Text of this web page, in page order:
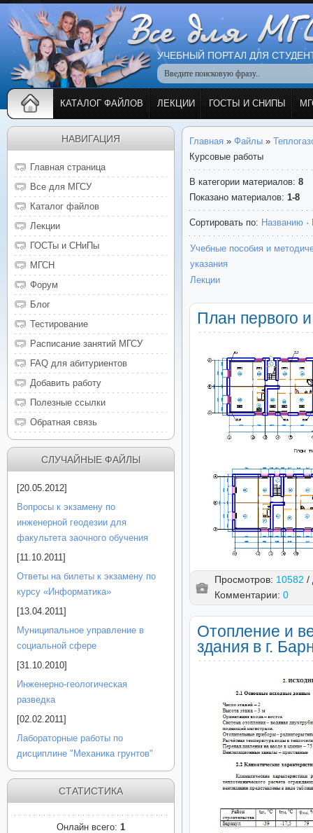
УЧЕБНЫЙ ПОРТАЛ ДЛЯ
КАТАЛОГ ФАЙЛОВ ЛЕКЦИИ ГОСТЫ И СНИПЫ
Главная » Файлы »
Курсовые работы
В категории материалов: 8
Показано материалов: 1-8
Сортировать по: Названию ·
Учебные пособия и
указания
Лекции
План первого
Просмотров: 10582 /
Комментарии: 0
Отопление и
здания в г.
НАВИГАЦИЯ
Главная страница
Все для МГСУ
Каталог файлов
Лекции
ГОСТы и СНиПы
МГСН
Форум
Блог
Тестирование
Расписание занятий МГСУ
FAQ для абитуриентов
Добавить работу
Полезные ссылки
Обратная связь
СЛУЧАЙНЫЕ ФАЙЛЫ
[20.05.2012]
Вопросы к экзамену по
инженерной геодезии для
факультета заочного обучения
[11.10.2011]
Ответы на билеты к экзамену по
курсу «Информатика»
[13.04.2011]
Муниципальное управление в
социальной сфере
[31.10.2010]
Инженерно-геологическая
разведка
[02.02.2011]
Лабораторные работы по
дисциплине "Механика грунтов"
СТАТИСТИКА
Онлайн всего: 1